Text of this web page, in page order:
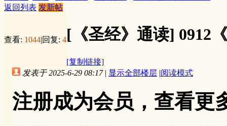
返回列表 发新帖
查看: 1044|回复: 4[《圣经》通读] 0912
[复制链接]
发表于 2025-6-29 08:17 | 显示全部楼层 |阅读模式
注册成为会员，查看更